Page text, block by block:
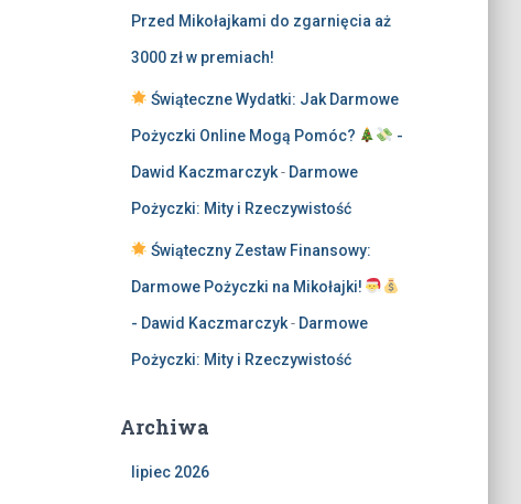
Przed Mikołajkami do zgarnięcia aż
3000 zł w premiach!
Świąteczne Wydatki: Jak Darmowe
Pożyczki Online Mogą Pomóc? -
Dawid Kaczmarczyk- Darmowe
Pożyczki: Mity i Rzeczywistość
Świąteczny Zestaw Finansowy:
Darmowe Pożyczki na Mikołajki!
- Dawid Kaczmarczyk- Darmowe
Pożyczki: Mity i Rzeczywistość
Archiwa
lipiec 2026